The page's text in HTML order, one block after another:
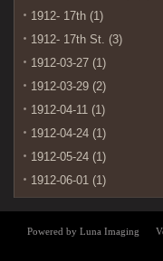
1912- 17th (1)
1912- 17th St. (3)
1912-03-27 (1)
1912-03-29 (2)
1912-04-11 (1)
1912-04-24 (1)
1912-05-24 (1)
1912-06-01 (1)